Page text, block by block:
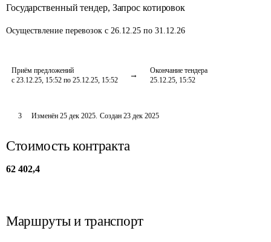
Государственный тендер, Запрос котировок
Осуществление перевозок с 26.12.25 по 31.12.26
Приём предложений
с 23.12.25, 15:52 по 25.12.25, 15:52
Окончание тендера
25.12.25, 15:52
3 Изменён 25 дек 2025. Создан 23 дек 2025
Стоимость контракта
62 402,4
Маршруты и транспорт